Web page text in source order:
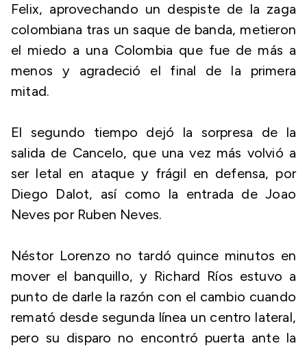
Felix, aprovechando un despiste de la zaga
colombiana tras un saque de banda, metieron
el miedo a una Colombia que fue de más a
menos y agradeció el final de la primera
mitad.
El segundo tiempo dejó la sorpresa de la
salida de Cancelo, que una vez más volvió a
ser letal en ataque y frágil en defensa, por
Diego Dalot, así como la entrada de Joao
Neves por Ruben Neves.
Néstor Lorenzo no tardó quince minutos en
mover el banquillo, y Richard Ríos estuvo a
punto de darle la razón con el cambio cuando
remató desde segunda línea un centro lateral,
pero su disparo no encontró puerta ante la